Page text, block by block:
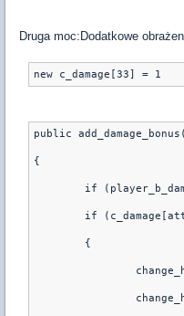
Druga moc:Dodatkowe
public
{
if
if
	{